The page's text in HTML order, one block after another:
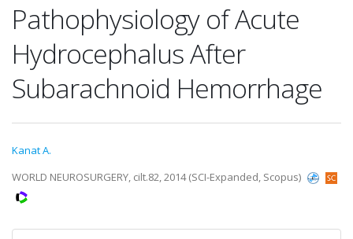
Pathophysiology of Acute
Hydrocephalus After
Subarachnoid Hemorrhage
Kanat A.
WORLD NEUROSURGERY, cilt.82, 2014 (SCI-Expanded, Scopus)